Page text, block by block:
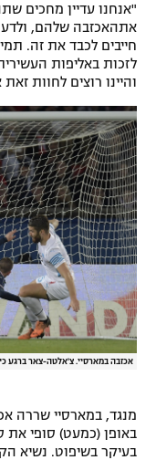
"אנחנו עדיין מחכים
אתהאכזבה שלהם,
חייבים לכבד את זה.
לזכות באליפות
והיינו רוצים לחוות
אכזבה במארסיי. צ'אלטה-צאר ברגע
מנגד, במארסיי שררה
באופן (כמעט) סופי את
בעיקר בשיפוט. נשיא